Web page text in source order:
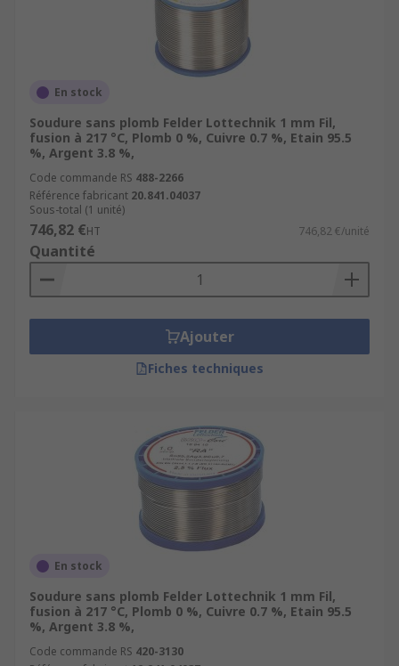
En stock
Soudure sans plomb Felder Lottechnik 1 mm Fil,
fusion à 217 °C, Plomb 0 %, Cuivre 0.7 %, Etain 95.5
%, Argent 3.8 %,
Code commande RS 488-2266
Référence fabricant 20.841.04037
Sous-total (1 unité)
746,82 €HT 746,82 €/unité
Quantité
Ajouter
Fiches techniques
En stock
Soudure sans plomb Felder Lottechnik 1 mm Fil,
fusion à 217 °C, Plomb 0 %, Cuivre 0.7 %, Etain 95.5
%, Argent 3.8 %,
Code commande RS 420-3130